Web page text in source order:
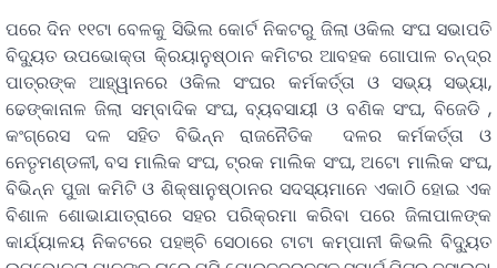
ପରେ ଦିନ ୧୧ଟା ବେଳକୁ ସିଭିଲ କୋର୍ଟ ନିକଟରୁ ଜିଲା ଓକିଲ ସଂଘ ସଭାପତି
ବିଦୁ୍ୟତ ଉପଭୋକ୍ତା କି୍ରୟାନୁଷ୍ଠାନ କମିଟର ଆବହକ ଗୋପାଳ ଚନ୍ଦ୍ର
ପାତ୍ରଙ୍କ ଆହ୍ୱାନରେ ଓକିଲ ସଂଘର କର୍ମକର୍ତ୍ତା ଓ ସଭ୍ୟ ସଭ୍ୟା,
ଢେଙ୍କାନାଳ ଜିଲା ସମ୍ବାଦିକ ସଂଘ, ବ୍ୟବସାୟୀ ଓ ବଣିକ ସଂଘ, ବିଜେଡି ,
କଂଗ୍ରେସ ଦଳ ସହିତ ବିଭିନ୍ନ ରାଜନୈତିକ ଦଳର କର୍ମକର୍ତ୍ତା ଓ
ନେତୃମଣ୍ଡଳୀ, ବସ ମାଲିକ ସଂଘ, ଟ୍ରକ ମାଲିକ ସଂଘ, ଅଟୋ ମାଲିକ ସଂଘ,
ବିଭିନ୍ନ ପୁଜା କମିଟି ଓ ଶିକ୍ଷାନୁଷ୍ଠାନର ସଦସ୍ୟମାନେ ଏକାଠି ହୋଇ ଏକ
ବିଶାଳ ଶୋଭାଯାତ୍ରାରେ ସହର ପରିକ୍ରମା କରିବା ପରେ ଜିଳାପାଳଙ୍କ
କାର୍ଯ୍ୟାଳୟ ନିକଟରେ ପହଞ୍ଚି ସେଠାରେ ଟାଟା କମ୍ପାନୀ କିଭଲି ବିଦୁ୍ୟତ